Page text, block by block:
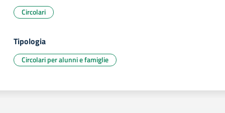
Circolari
Tipologia
Circolari per alunni e famiglie